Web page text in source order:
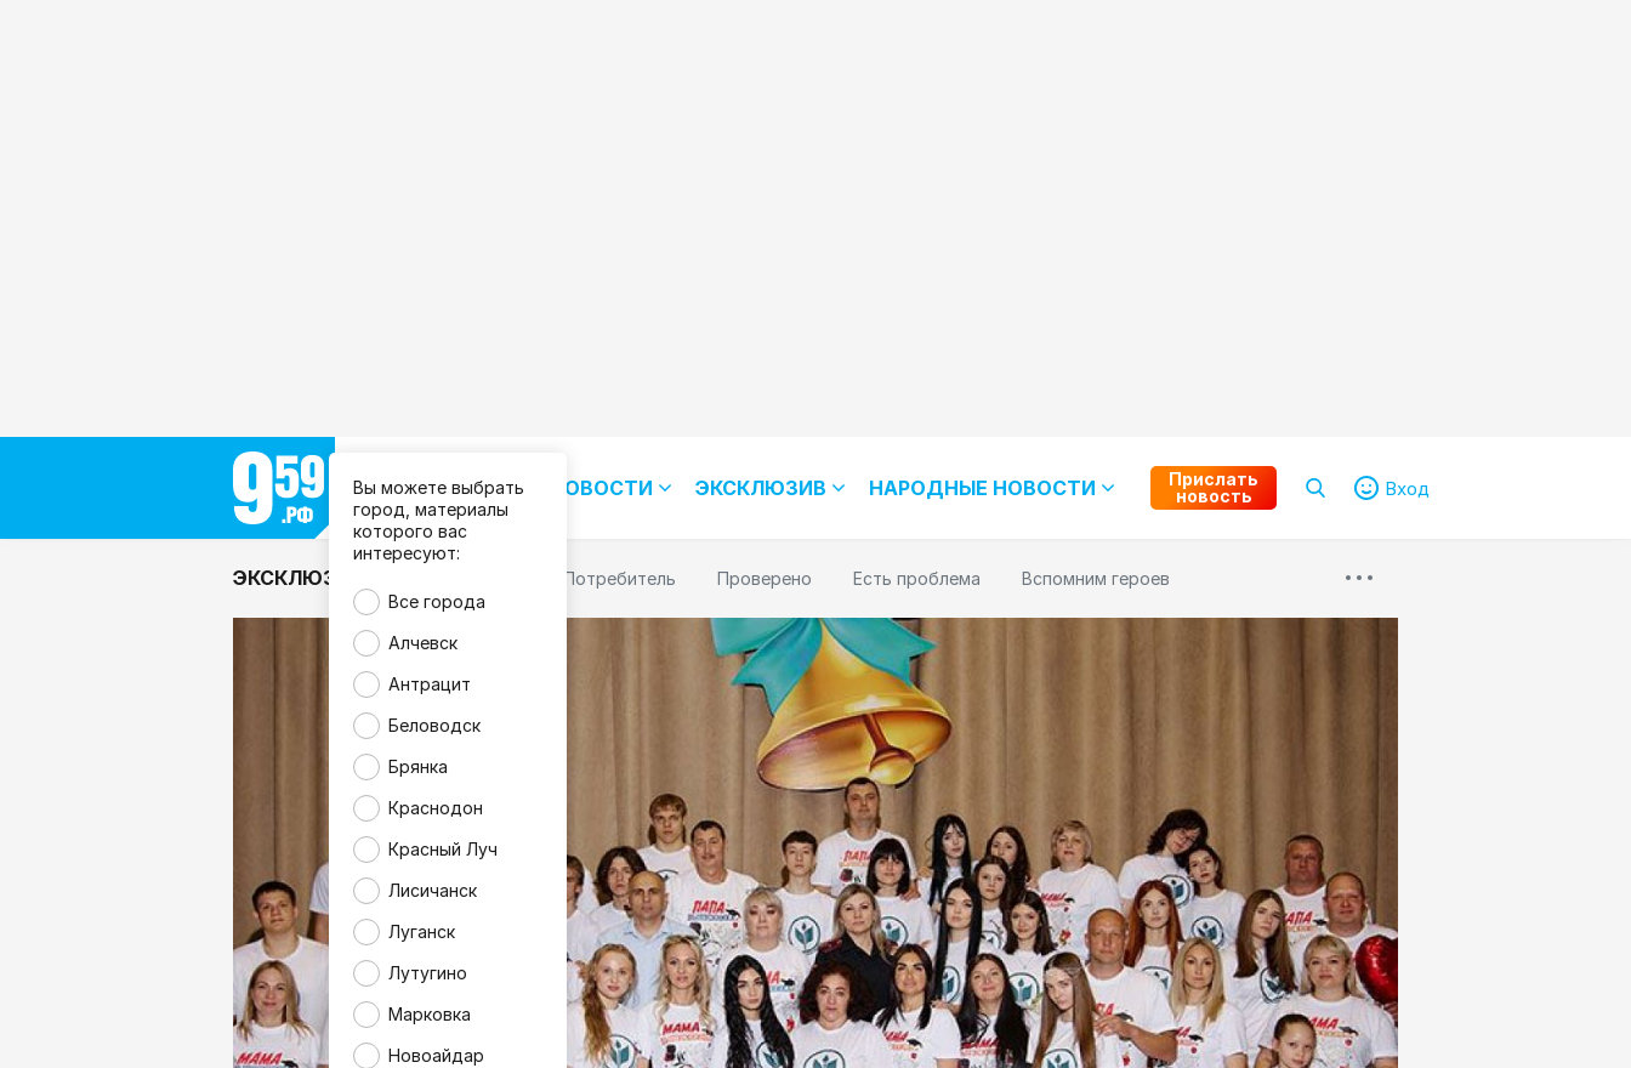
Все города
Вы можете выбрать
город, материалы
которого вас
интересуют:
Все города
Алчевск
Антрацит
Беловодск
Брянка
Краснодон
Красный Луч
Лисичанск
Луганск
Лутугино
Марковка
Новоайдар
НОВОСТИ ЭКСКЛЮЗИВ НАРОДНЫЕ НОВОСТИ
Прислать
новость
Вход
ЭКСКЛЮЗИВ Потребитель Проверено Есть проблема Вспомним героев